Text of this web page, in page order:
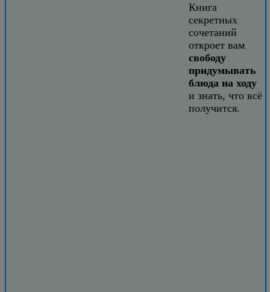
Книга
секретных
сочетаний
откроет вам
свободу
придумывать
блюда на ходу
и знать, что всё
получится.